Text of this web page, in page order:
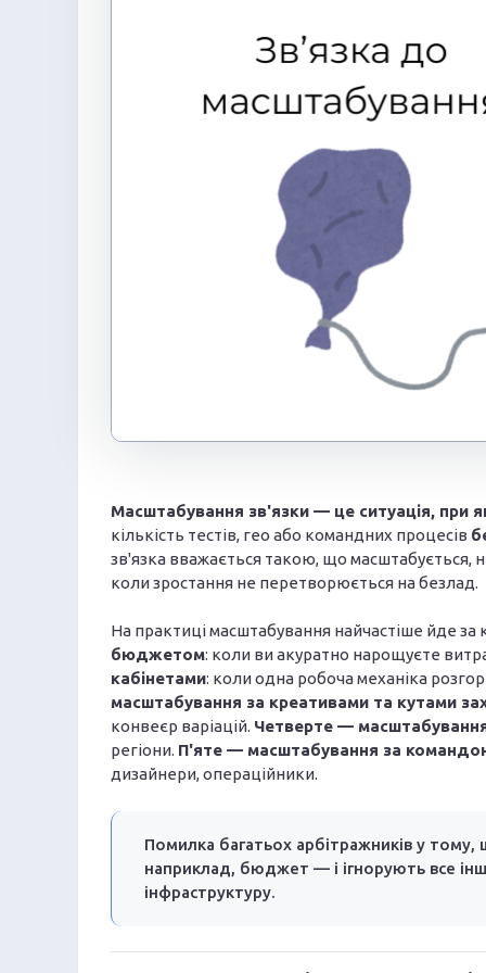
Масштабування зв'язки — це ситуація, при
кількість тестів, гео або командних процесів
зв'язка вважається такою, що масштабується,
коли зростання не перетворюється на безлад.
На практиці масштабування найчастіше йде за
бюджетом: коли ви акуратно нарощуєте
кабінетами: коли одна робоча механіка
масштабування за креативами та кутами
конвеєр варіацій. Четверте —
регіони. П'яте — масштабування за
дизайнери, операційники.
Помилка багатьох арбітражників у
наприклад, бюджет — і ігнорують все
інфраструктуру.